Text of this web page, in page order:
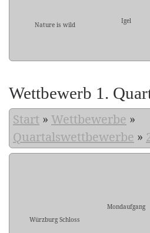
Nature is wild Igel
Wettbewerb 1.
Start » Wettbewerbe »
Quartalswettbewerbe »
Würzburg Schloss
Mondaufgang